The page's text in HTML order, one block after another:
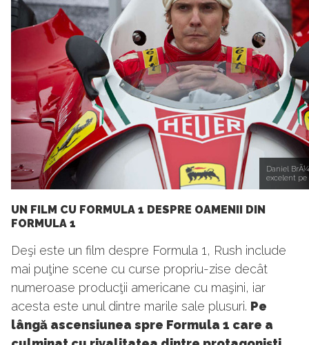
Daniel
excelent
UN FILM CU FORMULA 1 DESPRE OAMENII DIN
FORMULA 1
Deşi este un film despre Formula 1, Rush include
mai puţine scene cu curse propriu-zise decât
numeroase producţii americane cu maşini, iar
acesta este unul dintre marile sale plusuri. Pe
lângă ascensiunea spre Formula 1 care a